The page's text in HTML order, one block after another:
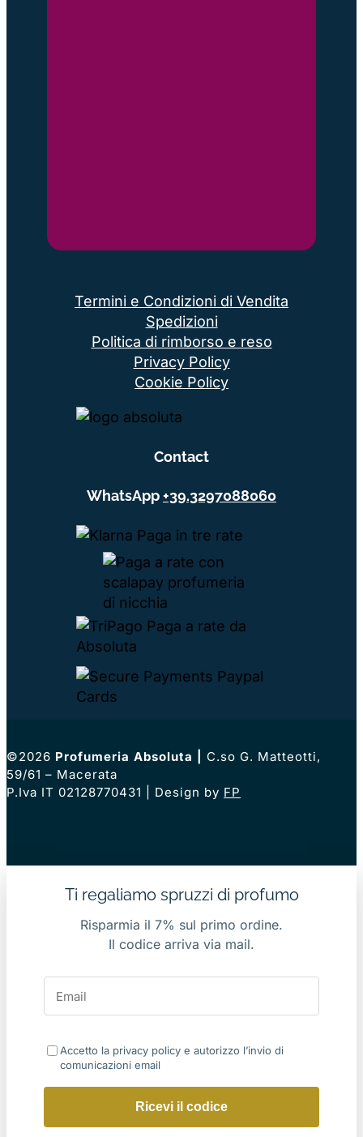
Termini e Condizioni di Vendita
Spedizioni
Politica di rimborso e reso
Privacy Policy
Cookie Policy
Contact
WhatsApp+39.3297088060
©2026 Profumeria Absoluta
C.so G. Matteotti,
59/61 – Macerata
P.Iva IT 02128770431 | Design by FP
Ti regaliamo spruzzi di profumo
Risparmia il 7% sul primo ordine.
Il codice arriva via mail.
Accetto la privacy policy e autorizzo l’invio di
comunicazioni email
Ricevi il codice